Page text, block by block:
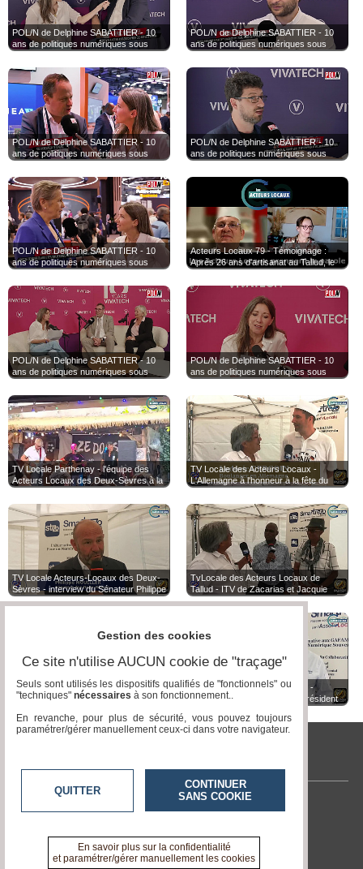
POL/N de Delphine SABATTIER - 10
ans de politiques numériques sous
Eric Bothorel à Vivatech 2026
POL/N de Delphine SABATTIER - 10
ans de politiques numériques sous
Jean Cattan à Vivatech 2026
POL/N de Delphine SABATTIER - 10
ans de politiques numériques sous
Vivatech 2026
POL/N de Delphine SABATTIER - 10
ans de politiques numériques sous
Jean-Baptiste Kempf à Vivatech 2026
POL/N de Delphine SABATTIER - 10
ans de politiques numériques sous
Anne Le Henanff à Vivatech 2026
Acteurs Locaux 79 - Témoignage :
Après 26 ans d'artisanat au Tallud, le
Fèvre face à son assurance MAPA -
POL/N de Delphine SABATTIER - 10
ans de politiques numériques sous
Desailly et Philippe Latombe à Vivatech
2026
POL/N de Delphine SABATTIER - 10
ans de politiques numériques sous
le temple Vivatech
TV Locale Parthenay - l'équipe des
Acteurs Locaux des Deux-Sèvres à la
TV Locale des Acteurs Locaux -
L'Allemagne à l'honneur à la fête du
TV Locale Acteurs-Locaux des Deux-
Sèvres - interview du Sénateur Philippe
MOUILLER à la Fête du Pain de Le
TvLocale des Acteurs Locaux de
Tallud - ITV de Zacarias et Jacquie
NSIMBA SEBASTIAO
Célian Cayzac : CycloCamp veut
combler le vide des hébergements
Acteurs Locaux Deux-Sèvres -
Interview de Amadou GAYE Président
Filière Boulangerie-Pâtisserie
www.acteurs-locaux.fr
Contactez-nous
A propos de www.acteurs-locaux.fr
Gestion des cookies
Ce site n'utilise AUCUN cookie de "traçage"
Seuls sont utilisés les dispositifs qualifiés de "fonctionnels" ou
"techniques" nécessaires à son fonctionnement..
En revanche, pour plus de sécurité, vous pouvez toujours
paramétrer/gérer manuellement ceux-ci dans votre navigateur.
QUITTER
CONTINUER
SANS COOKIE
En savoir plus sur la confidentialité
et paramétrer/gérer manuellement les cookies